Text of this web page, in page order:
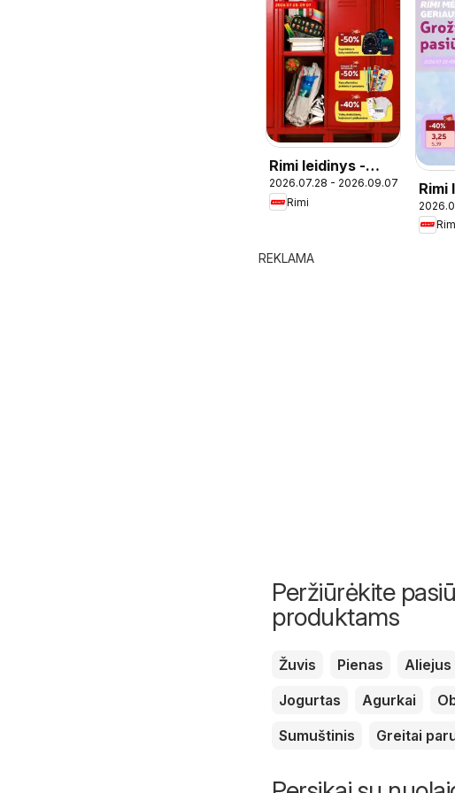
Rimi leidinys -
Atgal į mokyklą
2026.07.28 - 2026.09.07
Rimi
Rimi
REKLAMA
Peržiūrėkite
produktams
Žuvis Pienas Aliejus
Jogurtas
Agurkai
Sumuštinis
Greitai